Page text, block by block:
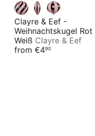
Clayre & Eef -
Weihnachtskugel Rot
Weiß Clayre & Eef
from €490